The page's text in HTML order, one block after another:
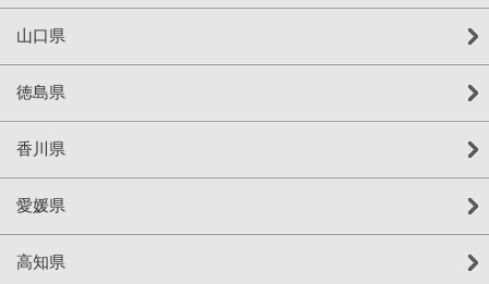
山口県
徳島県
香川県
愛媛県
高知県